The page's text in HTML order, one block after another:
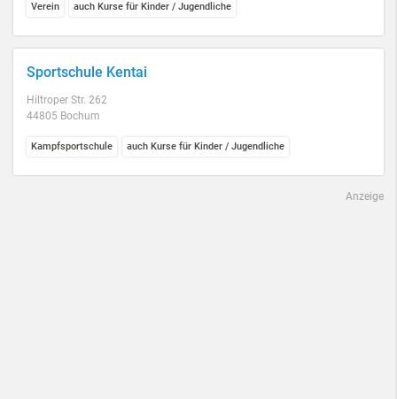
Verein auch Kurse für Kinder / Jugendliche
Sportschule Kentai
Hiltroper Str. 262
44805 Bochum
Kampfsportschule auch Kurse für Kinder / Jugendliche
Anzeige